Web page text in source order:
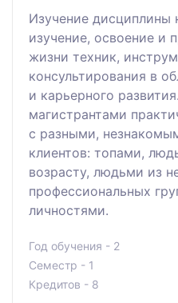
Изучение дисциплины
изучение, освоение и
жизни техник,
консультирования в
и карьерного
магистрантами
с разными,
клиентов: топами,
возрасту, людьми из
профессиональных
личностями.
Год обучения - 2
Семестр - 1
Кредитов - 8